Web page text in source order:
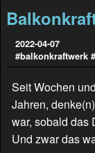
2022-04-07
#balkonkraftwerk
Seit Wochen
Jahren,
war, sobald das
Und zwar das